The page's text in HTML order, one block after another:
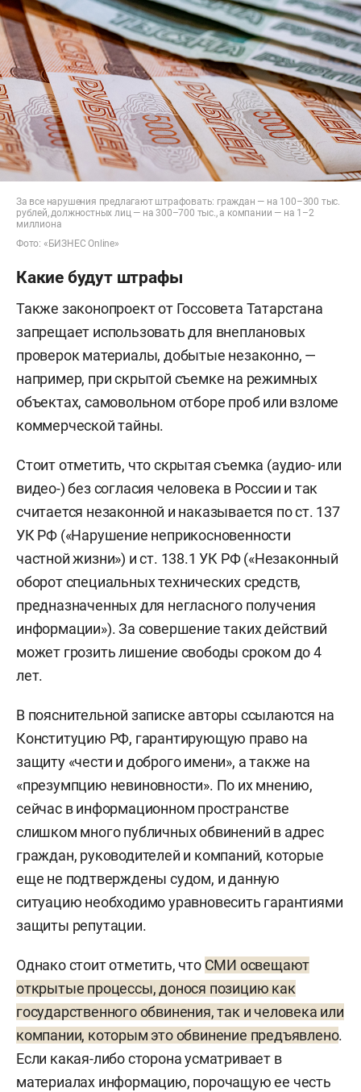
За все нарушения предлагают штрафовать: граждан — на 100–300 тыс.
рублей, должностных лиц — на 300–700 тыс., а компании — на 1–2
миллиона
Фото: «БИЗНЕС Online»
Какие будут штрафы
Также законопроект от Госсовета Татарстана
запрещает использовать для внеплановых
проверок материалы, добытые незаконно, —
например, при скрытой съемке на режимных
объектах, самовольном отборе проб или взломе
коммерческой тайны.
Стоит отметить, что скрытая съемка (аудио- или
видео-) без согласия человека в России и так
считается незаконной и наказывается по ст. 137
УК РФ («Нарушение неприкосновенности
частной жизни») и ст. 138.1 УК РФ («Незаконный
оборот специальных технических средств,
предназначенных для негласного получения
информации»). За совершение таких действий
может грозить лишение свободы сроком до 4
лет.
В пояснительной записке авторы ссылаются на
Конституцию РФ, гарантирующую право на
защиту «чести и доброго имени», а также на
«презумпцию невиновности». По их мнению,
сейчас в информационном пространстве
слишком много публичных обвинений в адрес
граждан, руководителей и компаний, которые
еще не подтверждены судом, и данную
ситуацию необходимо уравновесить гарантиями
защиты репутации.
Однако стоит отметить, что СМИ освещают
открытые процессы, донося позицию как
государственного обвинения, так и человека или
компании, которым это обвинение предъявлено.
Если какая-либо сторона усматривает в
материалах информацию, порочащую ее честь